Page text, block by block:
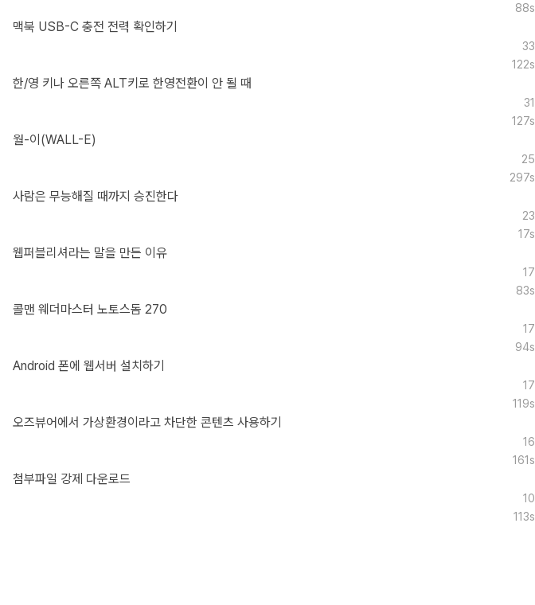
88s
맥북 USB-C 충전 전력 확인하기
33
122s
한/영 키나 오른쪽 ALT키로 한영전환이 안 될 때
31
127s
월-이(WALL-E)
25
297s
사람은 무능해질 때까지 승진한다
23
17s
웹퍼블리셔라는 말을 만든 이유
17
83s
콜맨 웨더마스터 노토스돔 270
17
94s
Android 폰에 웹서버 설치하기
17
119s
오즈뷰어에서 가상환경이라고 차단한 콘텐츠 사용하기
16
161s
첨부파일 강제 다운로드
10
113s